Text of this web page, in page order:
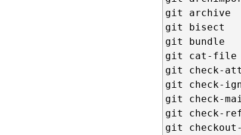
git archive
git bisect
git bundle
git cat-file
git check-
git check-
git check-
git check-
git